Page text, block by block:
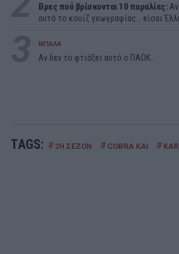
Βρες πού βρίσκονται 10 παραλίες:
αυτό το κουίζ γεωγραφίας... είσαι
ΜΠΑΛΑ
Αν δεν το φτιάξει αυτό ο ΠΑΟΚ…
TAGS: # 2Η ΣΕΖΟΝ # COBRA KAI #